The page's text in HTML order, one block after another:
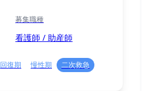
募集職種
看護師 / 助産師
回復期 慢性期
二次救急